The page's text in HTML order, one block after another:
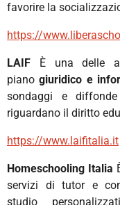
favorire la
https://
LAIF È una delle
piano giuridico e
sondaggi e
riguardano il diritto
https://www.laifitalia.it
Homeschooling Italia
servizi di tutor e
studio